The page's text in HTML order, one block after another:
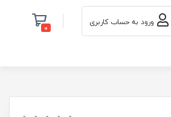
ورود به حساب کاربری 0